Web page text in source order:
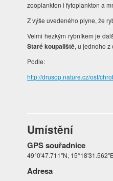
zooplankton i fytoplankton a
Z výše uvedeného plyne, že
Velmi hezkým rybníkem je
Staré koupaliště, u jednoho z
Podle:
http://drusop.nature.cz/ost/
Umístění
GPS souřadnice
49°0'47.711"N,
Adresa